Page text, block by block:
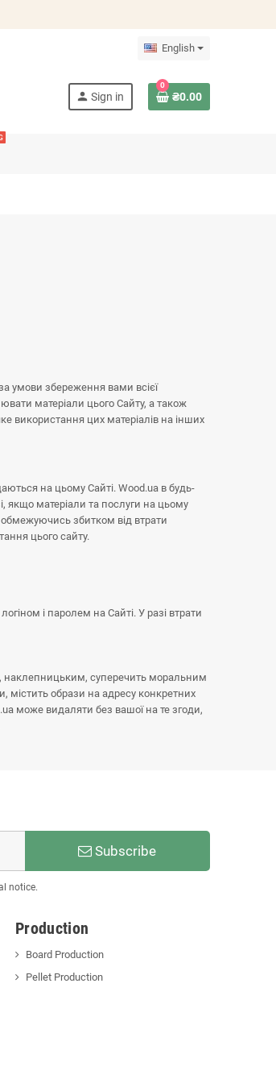
English
person Sign in
0
₴0.00
умови збереження вами всієї
матеріали цього Сайту, а також
використання цих матеріалів на інших
на цьому Сайті. Wood.ua в будь-
якщо матеріали та послуги на цьому
обмежуючись збитком від втрати
цього сайту.
і паролем на Сайті. У разі втрати
наклепницьким, суперечить моральним
містить образи на адресу конкретних
може видаляти без вашої на те згоди,
Subscribe
notice.
Production
Board Production
Pellet Production